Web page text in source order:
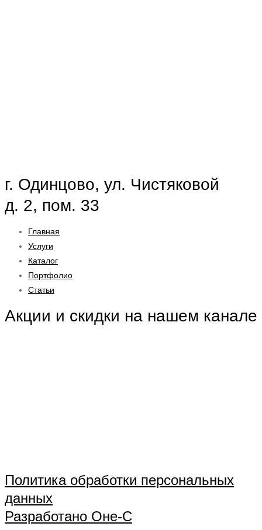
г. Одинцово, ул. Чистяковой
д. 2, пом. 33
Главная
Услуги
Каталог
Портфолио
Статьи
Акции и скидки на нашем канале
Политика обработки персональных
данных
Разработано Оне-С